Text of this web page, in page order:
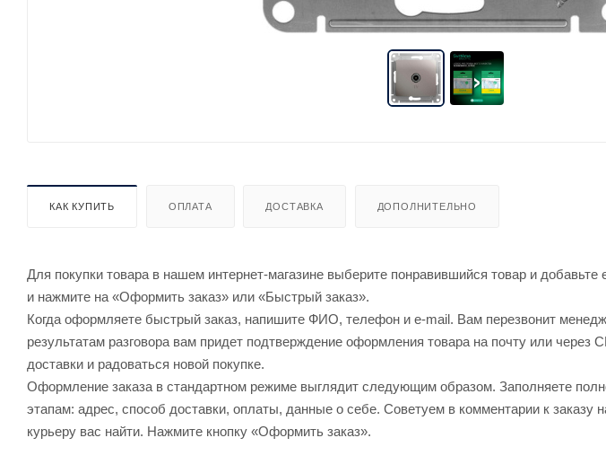
КАК КУПИТЬ ОПЛАТА ДОСТАВКА ДОПОЛНИТЕЛЬНО
Для покупки товара в нашем интернет-магазине выберите понравившийся товар и добавьте
и нажмите на «Оформить заказ» или «Быстрый заказ».
Когда оформляете быстрый заказ, напишите ФИО, телефон и e-mail. Вам перезвонит
результатам разговора вам придет подтверждение оформления товара на почту или через
доставки и радоваться новой покупке.
Оформление заказа в стандартном режиме выглядит следующим образом. Заполняете
этапам: адрес, способ доставки, оплаты, данные о себе. Советуем в комментарии к заказу
курьеру вас найти. Нажмите кнопку «Оформить заказ».